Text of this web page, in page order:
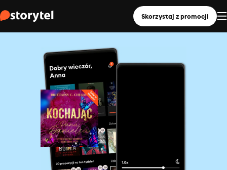
Skorzystaj z promocji